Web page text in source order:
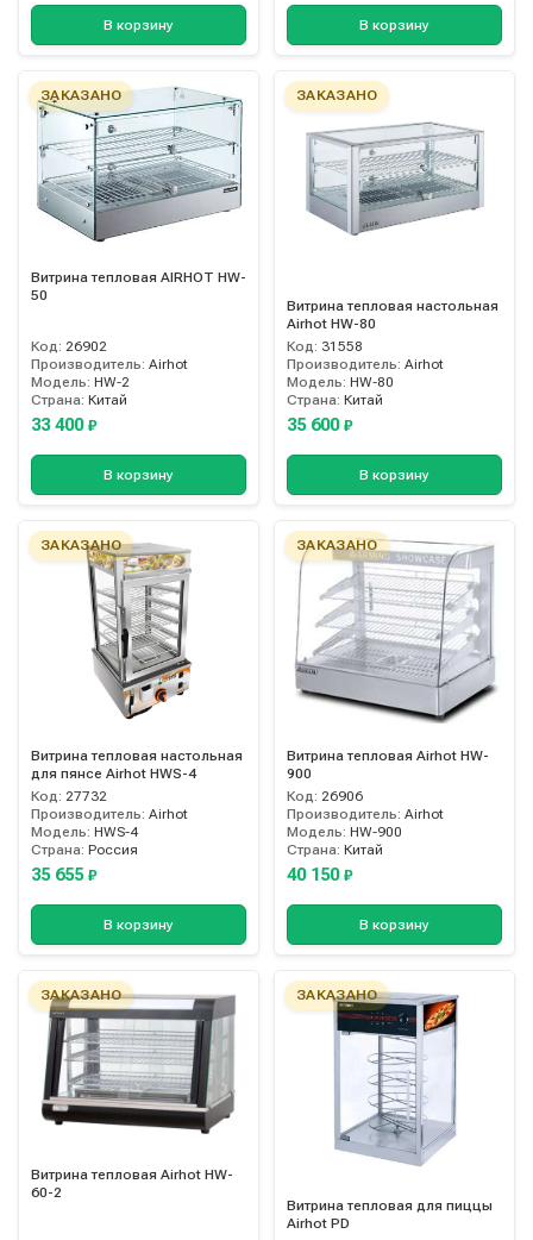
В корзину В корзину
ЗАКАЗАНО
Витрина тепловая AIRHOT HW-
50
Код: 26902
Производитель: Airhot
Модель: HW-2
Страна: Китай
33 400 ₽
В корзину
ЗАКАЗАНО
Витрина тепловая настольная
Airhot HW-80
Код: 31558
Производитель: Airhot
Модель: HW-80
Страна: Китай
35 600 ₽
В корзину
ЗАКАЗАНО
Витрина тепловая настольная
для пянсе Airhot HWS-4
Код: 27732
Производитель: Airhot
Модель: HWS-4
Страна: Россия
35 655 ₽
В корзину
ЗАКАЗАНО
Витрина тепловая Airhot HW-
900
Код: 26906
Производитель: Airhot
Модель: HW-900
Страна: Китай
40 150 ₽
В корзину
ЗАКАЗАНО
Витрина тепловая Airhot HW-
60-2
ЗАКАЗАНО
Витрина тепловая для пиццы
Airhot PD